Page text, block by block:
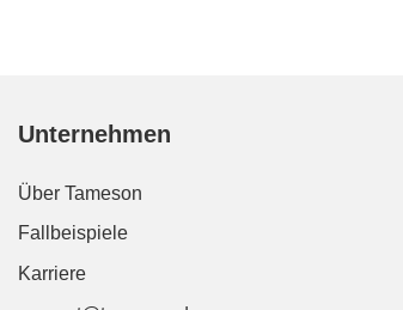
Unternehmen
Über Tameson
Fallbeispiele
Karriere